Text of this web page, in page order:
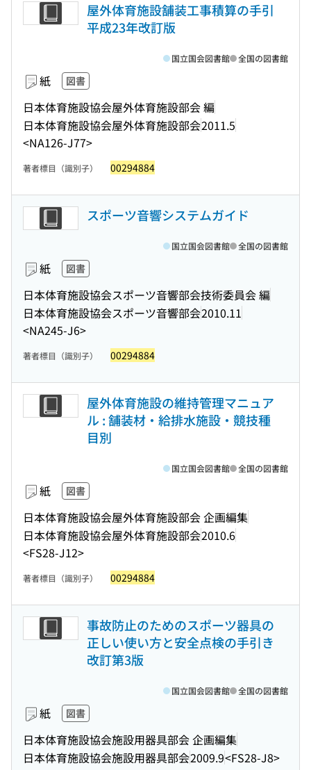
屋外体育施設舗装工事積算の手引
平成23年改訂版
紙 図書
日本体育施設協会屋外体育施設部会 編
日本体育施設協会屋外体育施設部会2011.5
<NA126-J77>
国立国会図書館 全国の図書館
著者標目（識別子） 00294884
スポーツ音響システムガイド
紙 図書
日本体育施設協会スポーツ音響部会技術委員会 編
日本体育施設協会スポーツ音響部会2010.11
<NA245-J6>
国立国会図書館 全国の図書館
著者標目（識別子） 00294884
屋外体育施設の維持管理マニュア
ル : 舗装材・給排水施設・競技種
目別
紙 図書
日本体育施設協会屋外体育施設部会 企画編集
日本体育施設協会屋外体育施設部会2010.6
<FS28-J12>
国立国会図書館 全国の図書館
著者標目（識別子） 00294884
事故防止のためのスポーツ器具の
正しい使い方と安全点検の手引き
改訂第3版
紙 図書
日本体育施設協会施設用器具部会 企画編集
日本体育施設協会施設用器具部会2009.9<FS28-J8>
国立国会図書館 全国の図書館